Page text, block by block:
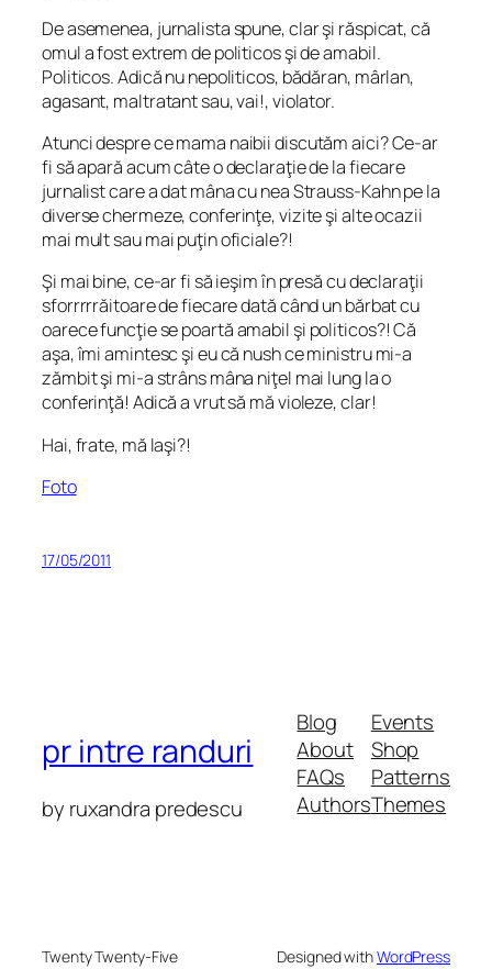
De asemenea, jurnalista spune, clar şi răspicat, că
omul a fost extrem de politicos şi de amabil.
Politicos. Adică nu nepoliticos, bădăran, mârlan,
agasant, maltratant sau, vai!, violator.
Atunci despre ce mama naibii discutăm aici? Ce-ar
fi să apară acum câte o declaraţie de la fiecare
jurnalist care a dat mâna cu nea Strauss-Kahn pe la
diverse chermeze, conferinţe, vizite şi alte ocazii
mai mult sau mai puţin oficiale?!
Şi mai bine, ce-ar fi să ieşim în presă cu declaraţii
sforrrrrăitoare de fiecare dată când un bărbat cu
oarecefuncţie se poartă amabil şi politicos?! Că
aşa, îmi amintesc şi eu că nush ce ministru mi-a
zămbit şi mi-a strâns mâna niţel mai lung la o
conferinţă! Adică a vrut să mă violeze, clar!
Hai, frate, mă laşi?!
Foto
17/05/2011
pr intre randuri
by ruxandra predescu
Blog
About
FAQs
Authors
Events
Shop
Patterns
Themes
Twenty Twenty-Five Designed withWordPress